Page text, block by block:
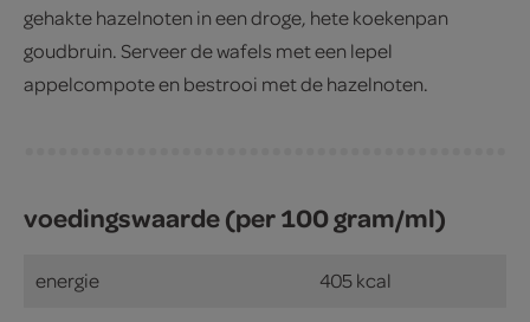
gehakte hazelnoten in een droge, hete koekenpan
goudbruin. Serveer de wafels met een lepel
appelcompote en bestrooi met de hazelnoten.
voedingswaarde (per 100 gram/ml)
energie 405 kcal